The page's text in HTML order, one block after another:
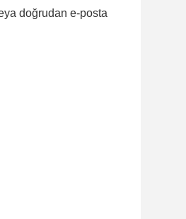
doğrudan e-posta